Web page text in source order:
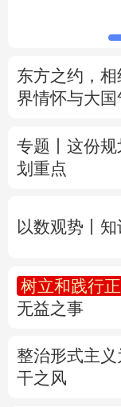
四川
陕西
新疆
English
Deutsch
东方之约，
界情怀与大国
专题丨 这份规
划重点
以数观势丨
树立和践行
无益之事
整治形式主
干之风